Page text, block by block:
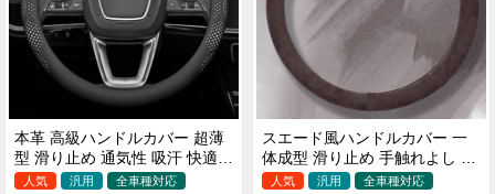
本革 高級ハンドルカバー 超薄
型 滑り止め 通気性 吸汗 快適
耐久性 四季汎用 35~40CM
人気 汎用 全車種対応
スエード風ハンドルカバー 一
体成型 滑り止め 手触れよし 吸
汗 高級感 四季汎用 35~38CM
人気 汎用 全車種対応